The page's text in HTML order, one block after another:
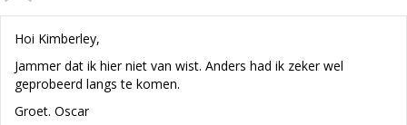
Hoi Kimberley,
Jammer dat ik hier niet van wist. Anders had ik zeker wel
geprobeerd langs te komen.
Groet. Oscar